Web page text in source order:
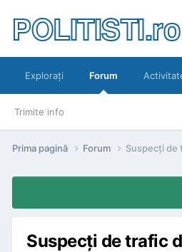
POLITISTI.ro
Exploraţi Forum
Trimite info
Prima pagină Forum Suspecţi de
Suspecţi de trafic